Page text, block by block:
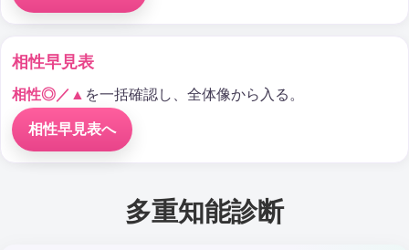
相性早見表
相性◎／▲ を一括確認し、全体像から入る。
相性早見表へ
多重知能診断